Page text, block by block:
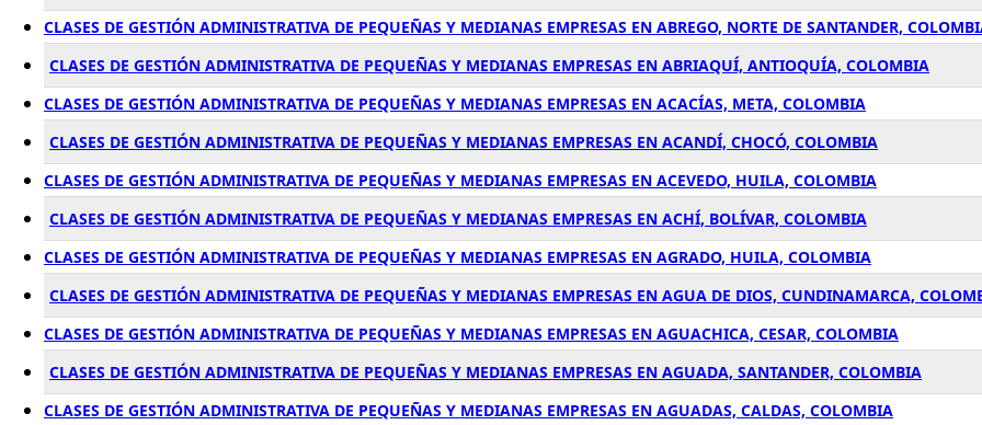
CLASES DE GESTIÓN ADMINISTRATIVA DE PEQUEÑAS Y MEDIANAS EMPRESAS EN ABREGO, NORTE DE SANTANDER,
CLASES DE GESTIÓN ADMINISTRATIVA DE PEQUEÑAS Y MEDIANAS EMPRESAS EN ABRIAQUÍ, ANTIOQUÍA, COLOMBIA
CLASES DE GESTIÓN ADMINISTRATIVA DE PEQUEÑAS Y MEDIANAS EMPRESAS EN ACACÍAS, META, COLOMBIA
CLASES DE GESTIÓN ADMINISTRATIVA DE PEQUEÑAS Y MEDIANAS EMPRESAS EN ACANDÍ, CHOCÓ, COLOMBIA
CLASES DE GESTIÓN ADMINISTRATIVA DE PEQUEÑAS Y MEDIANAS EMPRESAS EN ACEVEDO, HUILA, COLOMBIA
CLASES DE GESTIÓN ADMINISTRATIVA DE PEQUEÑAS Y MEDIANAS EMPRESAS EN ACHÍ, BOLÍVAR, COLOMBIA
CLASES DE GESTIÓN ADMINISTRATIVA DE PEQUEÑAS Y MEDIANAS EMPRESAS EN AGRADO, HUILA, COLOMBIA
CLASES DE GESTIÓN ADMINISTRATIVA DE PEQUEÑAS Y MEDIANAS EMPRESAS EN AGUA DE DIOS, CUNDINAMARCA,
CLASES DE GESTIÓN ADMINISTRATIVA DE PEQUEÑAS Y MEDIANAS EMPRESAS EN AGUACHICA, CESAR, COLOMBIA
CLASES DE GESTIÓN ADMINISTRATIVA DE PEQUEÑAS Y MEDIANAS EMPRESAS EN AGUADA, SANTANDER, COLOMBIA
CLASES DE GESTIÓN ADMINISTRATIVA DE PEQUEÑAS Y MEDIANAS EMPRESAS EN AGUADAS, CALDAS, COLOMBIA